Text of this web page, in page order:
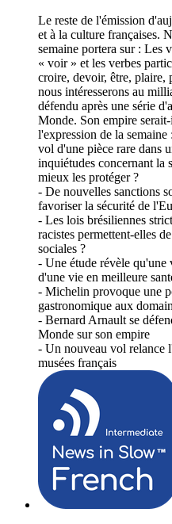
Le reste de l'émission
et à la culture françaises.
semaine portera sur : Les
« voir » et les verbes
croire, devoir, être,
nous intéresserons au
défendu après une série
Monde. Son empire
l'expression de la
vol d'une pièce rare dans
inquiétudes concernant la
mieux les protéger ?
- De nouvelles sanctions
favoriser la sécurité de
- Les lois brésiliennes
racistes permettent-elles
sociales ?
- Une étude révèle qu'une
d'une vie en meilleure
- Michelin provoque une
gastronomique aux
- Bernard Arnault se
Monde sur son empire
- Un nouveau vol relance
musées français